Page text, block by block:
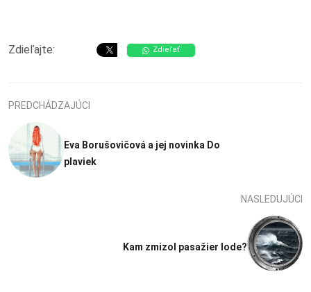
Zdieľajte: Zdieľať
PREDCHÁDZAJÚCI
Eva Borušovičová a jej novinka Do
plaviek
NASLEDUJÚCI
Kam zmizol pasažier lode?